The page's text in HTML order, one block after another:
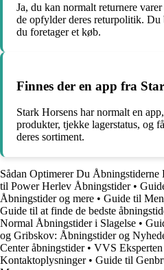
Ja, du kan normalt returnere
de opfylder deres returpolitik.
du foretager et køb.
Finnes der en app fra
Stark Horsens har normalt en
produkter, tjekke lagerstatus, og
deres sortiment.
Sådan Optimerer Du
til Power Herlev Åbningstider•
Åbningstider og mere • Guide til
Guide til at finde de bedste
Normal Åbningstider i Slagelse •
og Gribskov: Åbningstider og
Center åbningstider• VVS
Kontaktoplysninger• Guide til